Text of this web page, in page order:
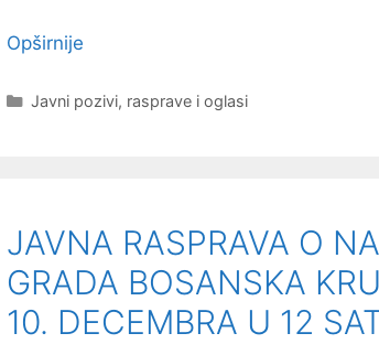
Opširnije
Kategorije
Javni pozivi, rasprave i oglasi
JAVNA RASPRAVA O
GRADA BOSANSKA
10. DECEMBRA U 12